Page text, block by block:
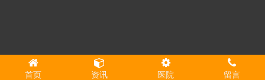
首页 资讯 医院 留言